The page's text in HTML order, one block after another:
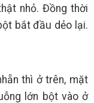
nhỏ. Đồng thời
bắt đầu dẻo lại.
thì ở trên, mặt
lớn bột vào ở